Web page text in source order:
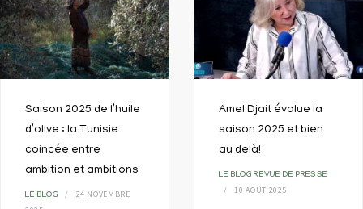
Saison 2025 de l’huile
d’olive : la Tunisie
coincée entre
ambition et ambitions
LE BLOG
24 NOVEMBRE
Amel Djait évalue la
saison 2025 et bien
au delà!
LE BLOG REVUE DE PRESSE
10 AOÛT 2025